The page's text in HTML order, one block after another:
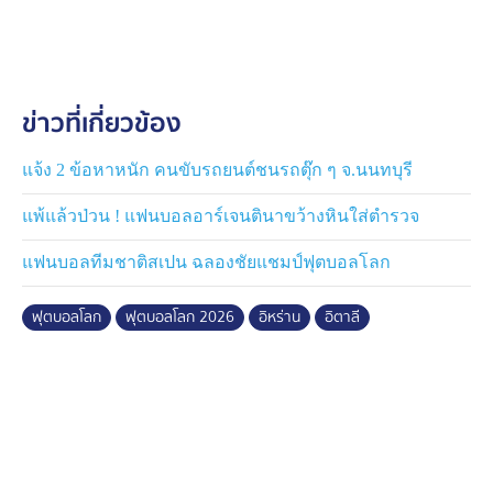
ข่าวที่เกี่ยวข้อง
แจ้ง 2 ข้อหาหนัก คนขับรถยนต์ชนรถตุ๊ก ๆ จ.นนทบุรี
แพ้แล้วป่วน ! แฟนบอลอาร์เจนตินาขว้างหินใส่ตำรวจ
แฟนบอลทีมชาติสเปน ฉลองชัยแชมป์ฟุตบอลโลก
ฟุตบอลโลก ฟุตบอลโลก 2026 อิหร่าน อิตาลี